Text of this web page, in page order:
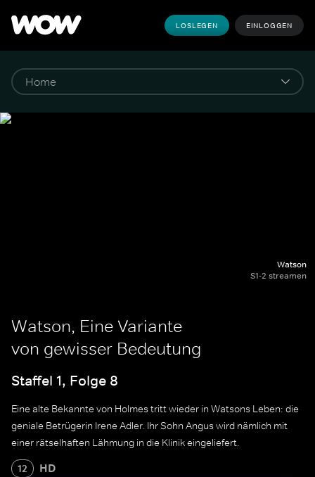
LOSLEGEN EINLOGGEN
Watson
S1-2 streamen
Watson, Eine Variante
von gewisser Bedeutung
Staffel 1, Folge 8
Eine alte Bekannte von Holmes tritt wieder in Watsons Leben: die
geniale Betrügerin Irene Adler. Ihr Sohn Angus wird nämlich mit
einer rätselhaften Lähmung in die Klinik eingeliefert.
12 HD